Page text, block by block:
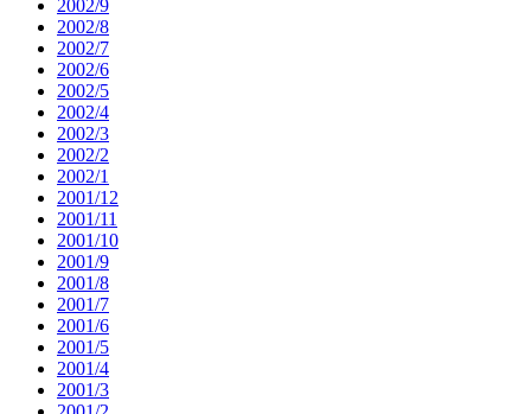
2002/9
2002/8
2002/7
2002/6
2002/5
2002/4
2002/3
2002/2
2002/1
2001/12
2001/11
2001/10
2001/9
2001/8
2001/7
2001/6
2001/5
2001/4
2001/3